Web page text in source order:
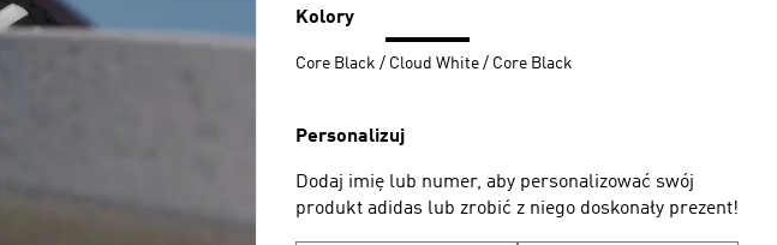
Kolory
Core Black / Cloud White / Core Black
Personalizuj
Dodaj imię lub numer, aby personalizować swój
produkt adidas lub zrobić z niego doskonały prezent!